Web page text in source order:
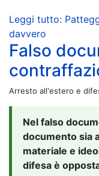
Leggi tutto:
davvero
Falso
Arresto all'estero e
Nel falso
documento sia
materiale e
difesa è